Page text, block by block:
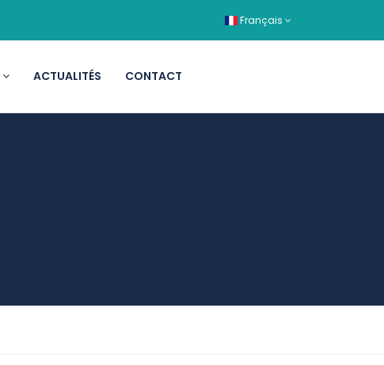
Français
ACTUALITÉS CONTACT